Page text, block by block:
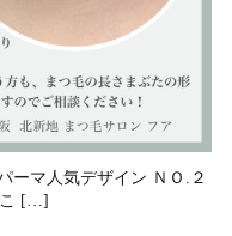
ーマ人気デザイン ＮＯ.２
こ […]